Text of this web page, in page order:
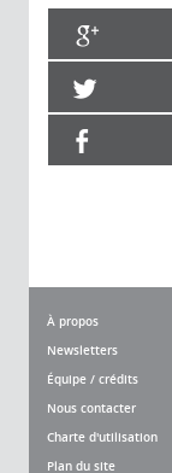
À propos
Newsletters
Équipe / crédits
Nous contacter
Charte d'utilisation
Plan du site